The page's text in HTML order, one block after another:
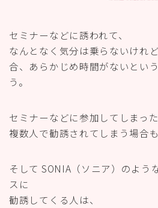
セミナーなどに誘われて、
なんとなく気分は乗らないけれ
合、あらかじめ時間がないとい
う。
セミナーなどに参加してしまった
複数人で勧誘されてしまう場合
そして SONIA（ソニア）のよう
スに
勧誘してくる人は、